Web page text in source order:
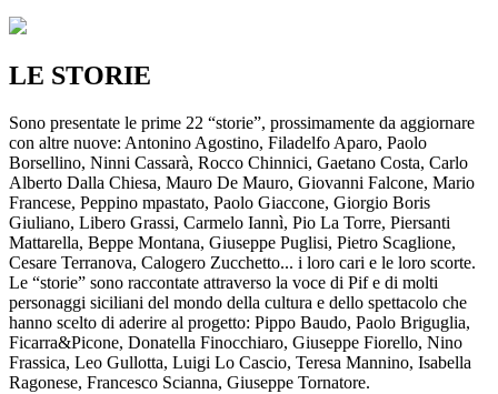
LE STORIE
Sono presentate le prime 22 “storie”, prossimamente da aggiornare
con altre nuove: Antonino Agostino, Filadelfo Aparo, Paolo
Borsellino, Ninni Cassarà, Rocco Chinnici, Gaetano Costa, Carlo
Alberto Dalla Chiesa, Mauro De Mauro, Giovanni Falcone, Mario
Francese, Peppino mpastato, Paolo Giaccone, Giorgio Boris
Giuliano, Libero Grassi, Carmelo Iannì, Pio La Torre, Piersanti
Mattarella, Beppe Montana, Giuseppe Puglisi, Pietro Scaglione,
Cesare Terranova, Calogero Zucchetto... i loro cari e le loro scorte.
Le “storie” sono raccontate attraverso la voce di Pif e di molti
personaggi siciliani del mondo della cultura e dello spettacolo che
hanno scelto di aderire al progetto: Pippo Baudo, Paolo Briguglia,
Ficarra&Picone, Donatella Finocchiaro, Giuseppe Fiorello, Nino
Frassica, Leo Gullotta, Luigi Lo Cascio, Teresa Mannino, Isabella
Ragonese, Francesco Scianna, Giuseppe Tornatore.